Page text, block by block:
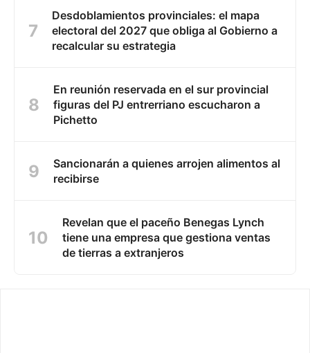
Desdoblamientos provinciales: el mapa
electoral del 2027 que obliga al Gobierno a
recalcular su estrategia
En reunión reservada en el sur provincial
figuras del PJ entrerriano escucharon a
Pichetto
Sancionarán a quienes arrojen alimentos al
recibirse
Revelan que el paceño Benegas Lynch
tiene una empresa que gestiona ventas
de tierras a extranjeros